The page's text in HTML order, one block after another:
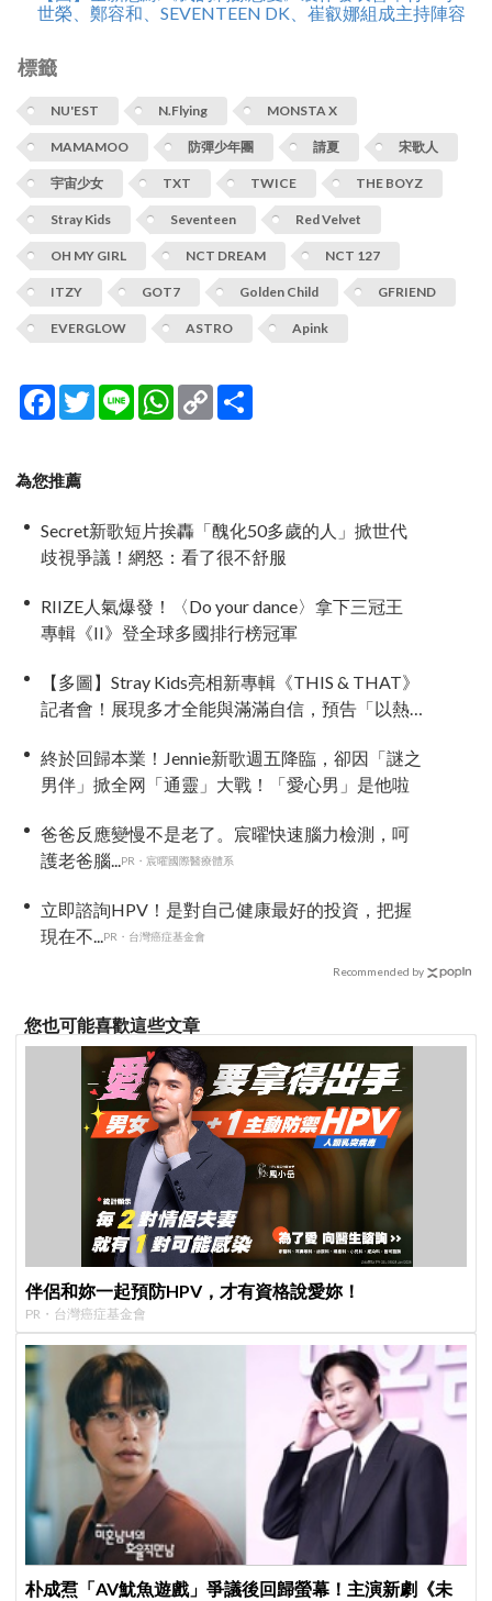
世榮、鄭容和、SEVENTEEN DK、崔叡娜組成主持陣容
標籤
NU'EST N.Flying MONSTA X
MAMAMOO 防彈少年團 請夏 宋歌人
宇宙少女 TXT TWICE THE BOYZ
Stray Kids Seventeen Red Velvet
OH MY GIRL NCT DREAM NCT 127
ITZY GOT7 Golden Child GFRIEND
EVERGLOW ASTRO Apink
Facebook
TwitterLine WhatsApp
Copy
Link
為您推薦
Secret新歌短片挨轟「醜化50多歲的人」掀世代
歧視爭議！網怒：看了很不舒服
RIIZE人氣爆發！〈Do your dance〉拿下三冠王
專輯《II》登全球多國排行榜冠軍
【多圖】Stray Kids亮相新專輯《THIS & THAT》
記者會！展現多才全能與滿滿自信，預告「以熱
終於回歸本業！Jennie新歌週五降臨，卻因「謎之
男伴」掀全网「通靈」大戰！「愛心男」是他啦
爸爸反應變慢不是老了。宸曜快速腦力檢測，呵
護老爸腦...PR・宸曜國際醫療體系
立即諮詢HPV！是對自己健康最好的投資，把握
現在不...PR・台灣癌症基金會
Recommended by
您也可能喜歡這些文章
伴侶和妳一起預防HPV，才有資格說愛妳！
PR・台灣癌症基金會
朴成焄「AV魷魚遊戲」爭議後回歸螢幕！主演新劇《未